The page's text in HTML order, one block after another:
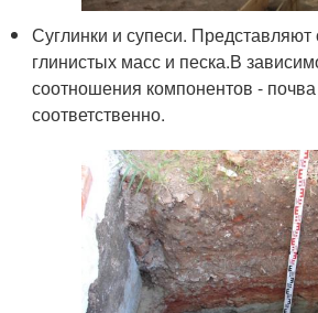
Суглинки и супеси. Представляют
глинистых масс и песка.В
соотношения компонентов -
соответственно.